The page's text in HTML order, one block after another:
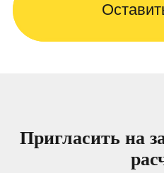
Пригласить на